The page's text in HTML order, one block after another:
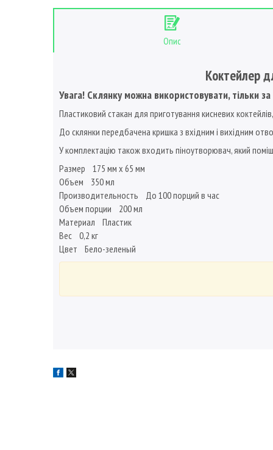
Опис
Коктейлер
Увага! Склянку можна використовувати, тільки
Пластиковий стакан для приготування кисневих
До склянки передбачена кришка з вхідним і вихідним
У комплектацію також входить піноутворювач, який
Размер 175 мм х 65 мм
Объем 350 мл
Производительность До 100 порций в час
Объем порции 200 мл
Материал Пластик
Вес 0,2 кг
Цвет Бело-зеленый